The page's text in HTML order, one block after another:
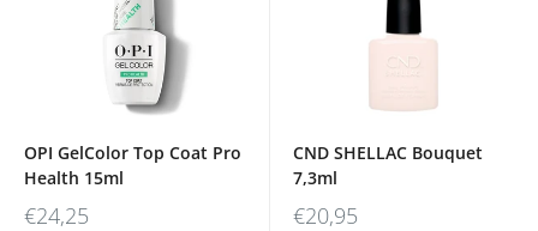
OPI GelColor Top Coat Pro
Health 15ml
€24,25
CND SHELLAC Bouquet
7,3ml
€20,95